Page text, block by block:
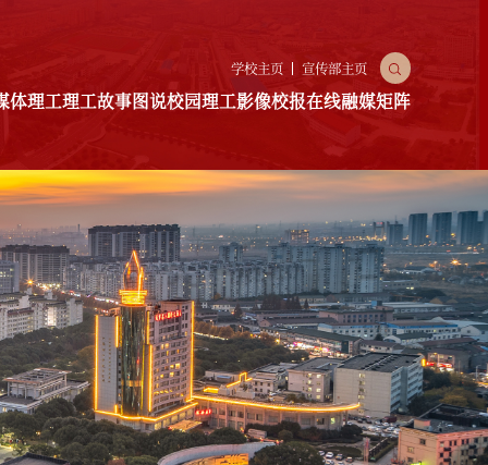
学校主页 宣传部主页
体理工理工故事图说校园理工影像校报在线融媒矩阵
理工影像 校报在线
融媒推文
融媒视频
X